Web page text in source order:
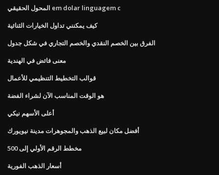
المحول الحقيقي em dolar linguagem c
كيف يمكنني تداول الخيارات الثنائية
الفرق بين الخصم النقدي والخصم التجاري في شكل جدول
معنى فائض في الهندية
قوالب التخطيط التنظيمي للأعمال
هو الوقت المناسب الآن لشراء الفضة
أعلى الأسهم نيكي
أفضل مكان لبيع الذهب والمجوهرات مدينة نيويورك
مخطط الرقم الأولي إلى 500
أسعار الذهب الفورية